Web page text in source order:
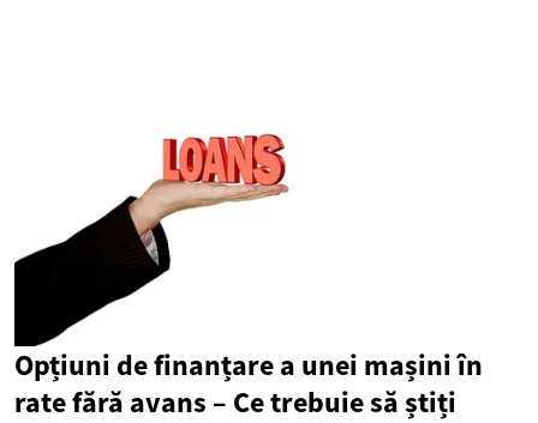
Opțiuni de finanțare a unei mașini în
rate fără avans – Ce trebuie să știți